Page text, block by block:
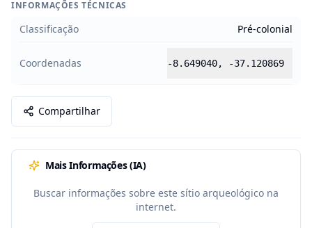
INFORMAÇÕES TÉCNICAS
Classificação Pré-colonial
Coordenadas -8.649040, -37.120869
Compartilhar
Mais Informações (IA)
Buscar informações sobre este sítio arqueológico na
internet.